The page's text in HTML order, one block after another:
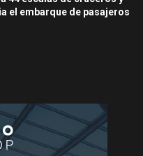
el embarque de pasajeros